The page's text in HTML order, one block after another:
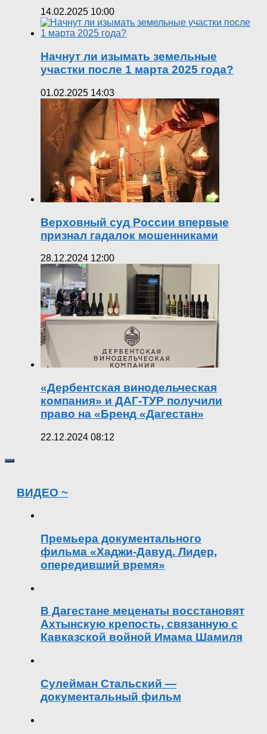
14.02.2025 10:00
Начнут ли изымать земельные
участки после 1 марта 2025 года?
01.02.2025 14:03
Верховный суд России впервые
признал гадалок мошенниками
28.12.2024 12:00
«Дербентская винодельческая
компания» и ДАГ-ТУР получили
право на «Бренд «Дагестан»
22.12.2024 08:12
ВИДЕО ~
Премьера документального
фильма «Хаджи-Давуд. Лидер,
опередивший время»
В Дагестане меценаты восстановят
Ахтынскую крепость, связанную с
Кавказской войной Имама Шамиля
Сулейман Стальский —
документальный фильм